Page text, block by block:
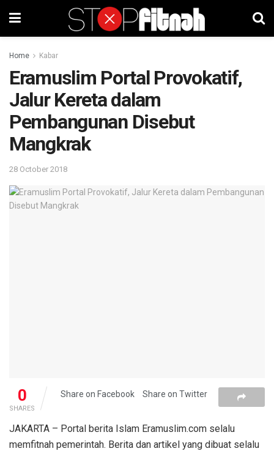
Home Kabar
Eramuslim Portal Provokatif,
Jalur Kereta dalam
Pembangunan Disebut
Mangkrak
28 October 2018
0
SHARES
Share on Facebook Share on Twitter
JAKARTA – Portal berita Islam Eramuslim.com selalu
memfitnah pemerintah. Berita dan artikel yang dibuat selalu